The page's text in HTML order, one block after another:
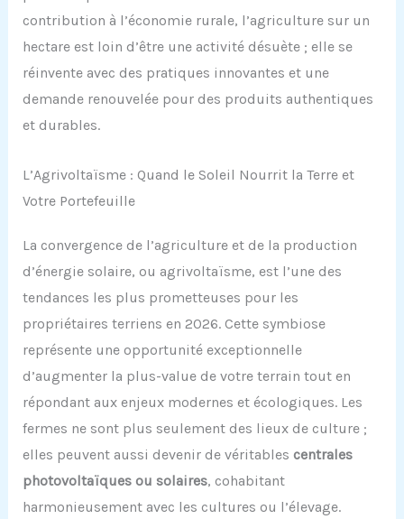
contribution à l’économie rurale, l’agriculture sur un
hectare est loin d’être une activité désuète ; elle se
réinvente avec des pratiques innovantes et une
demande renouvelée pour des produits authentiques
et durables.
L’Agrivoltaïsme : Quand le Soleil Nourrit la Terre et
Votre Portefeuille
La convergence de l’agriculture et de la production
d’énergie solaire, ou agrivoltaïsme, est l’une des
tendances les plus prometteuses pour les
propriétaires terriens en 2026. Cette symbiose
représente une opportunité exceptionnelle
d’augmenter la plus-value de votre terrain tout en
répondant aux enjeux modernes et écologiques. Les
fermes ne sont plus seulement des lieux de culture ;
elles peuvent aussi devenir de véritables centrales
photovoltaïques ou solaires, cohabitant
harmonieusement avec les cultures ou l’élevage.